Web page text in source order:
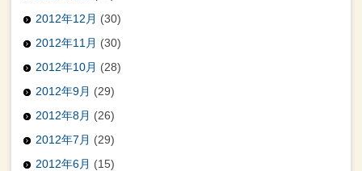
2012年12月 (30)
2012年11月 (30)
2012年10月 (28)
2012年9月 (29)
2012年8月 (26)
2012年7月 (29)
2012年6月 (15)